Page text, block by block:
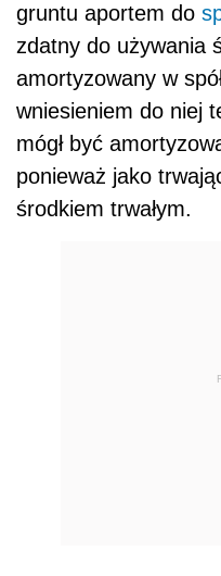
gruntu aportem do
zdatny do używania
amortyzowany w
wniesieniem do niej
mógł być
ponieważ jako
środkiem trwałym.